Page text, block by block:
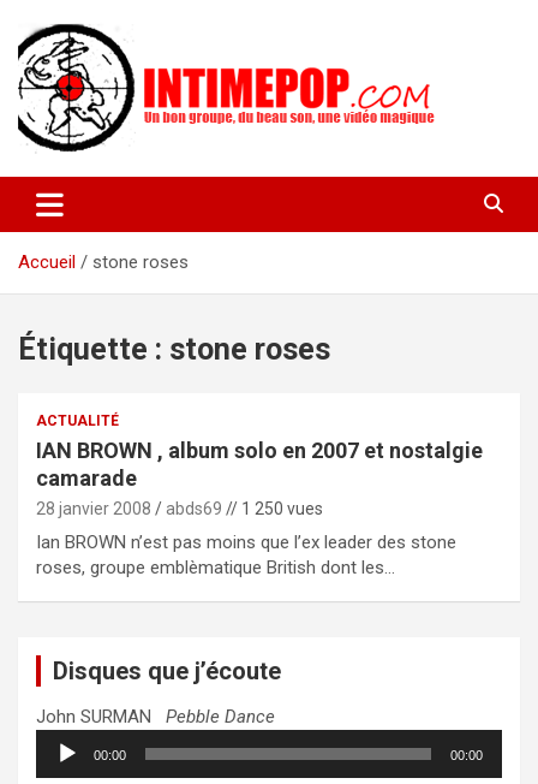
contenu
intimepop.com
actuelles pop rock, post-rock, indé sur Lyon. rock pop concert
lyon
Accueil
stone roses
Étiquette : stone roses
ACTUALITÉ
IAN BROWN , album solo en 2007 et nostalgie
camarade
28 janvier 2008 abds69 // 1 250 vues
Ian BROWN n’est pas moins que l’ex leader des stone
roses, groupe emblèmatique British dont les…
Disques que j’écoute
John SURMAN Pebble Dance
Lecteur
audio
00:00 00:00